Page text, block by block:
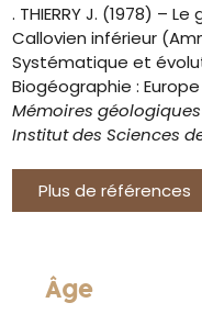
. THIERRY J. (1978) –
Callovien inférieur
Systématique et
Biogéographie :
Mémoires géologiques
Institut des Sciences
Plus de références
Âge